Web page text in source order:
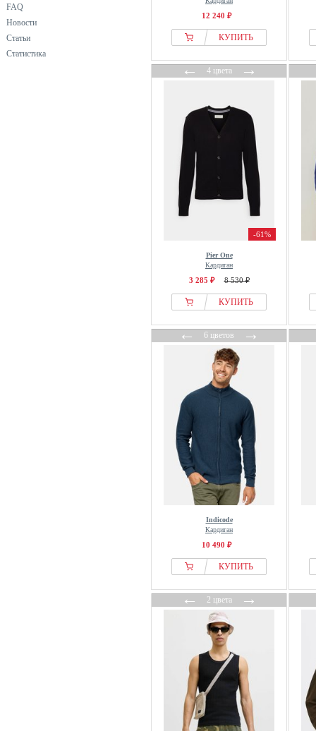
DOUBLE A BY W.W.
Dr.Denim
Drykorn
FAQ
Новости
Статьи
Статистика
12 240 ₽
КУПИТЬ
←4 цвета→
-61%
Pier One
Кардиган
3 285 ₽ 8 530 ₽
КУПИТЬ
←6 цветов→
Indicode
Кардиган
10 490 ₽
КУПИТЬ
←2 цвета→